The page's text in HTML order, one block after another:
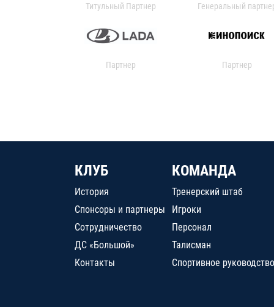
Титульный Партнер Генеральный
Партнер Партнер
КЛУБ
История
Спонсоры и партнеры
Сотрудничество
ДС «Большой»
Контакты
КОМАНДА
Тренерский штаб
Игроки
Персонал
Талисман
Спортивное руководство